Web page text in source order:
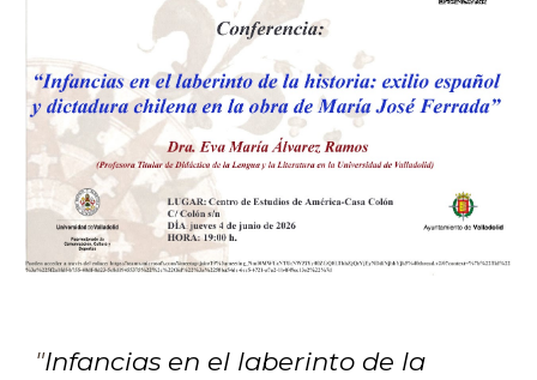
"Infancias en el laberinto de la